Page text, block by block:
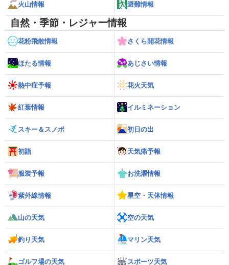
火山情報 避難情報
自然・季節・レジャー情報
花粉飛散情報 さくら開花情報
ほたる情報 あじさい情報
熱中症予報 花火天気
紅葉情報 イルミネーション
スキー＆スノボ 初日の出
初詣 天気痛予報
服装予報 お洗濯情報
紫外線情報 星空・天体情報
山の天気 空の天気
釣り天気 マリン天気
ゴルフ場の天気 スポーツ天気